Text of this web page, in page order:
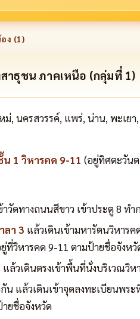
ง (1)
าธุชน ภาคเหนือ (กลุ่มที่ 1)
หม่, นครสวรรค์, แพร่, น่าน, พะเ
น 1 วิหารคด 9-11 (อยู่ทิศตะวัน
วัดทางถนนสีขาว เข้าประตู 8 ทำ
ลา 3 แล้วเดินเข้ามหารัตนวิหารค
วิหารคด 9-11 ตามป้ายชื่อจังหวั
ล้วเดินตรงเข้าพื้นที่นั่งบริเวณวิห
น แล้วเดินเข้าจุดลงทะเบียนพร
ยชื่อจังหวัด